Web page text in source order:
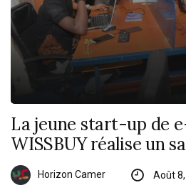
La jeune start-up de
WISSBUY réalise un
Horizon Camer Août